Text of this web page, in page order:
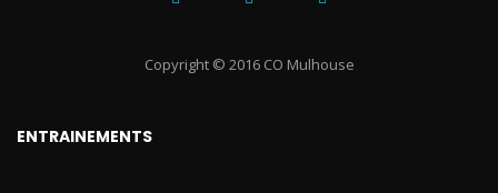
Copyright © 2016 CO Mulhouse
ENTRAINEMENTS